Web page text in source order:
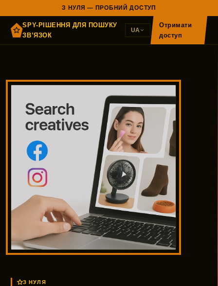
З НУЛЯ — ПРОБНИЙ ДОСТУП
SPY-РІШЕННЯ ДЛЯ ПОШУКУ
ЗВ’ЯЗОК
UA
Отримати
доступ
З НУЛЯ